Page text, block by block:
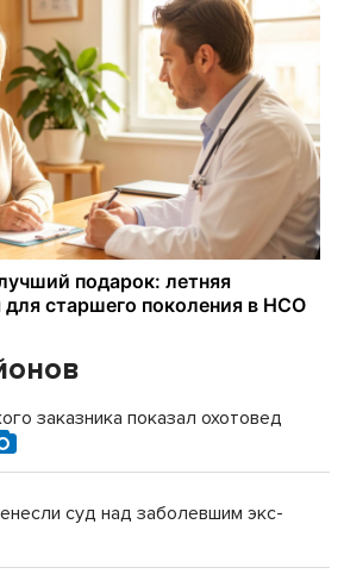
заказника показал охотовед
суд над заболевшим экс-